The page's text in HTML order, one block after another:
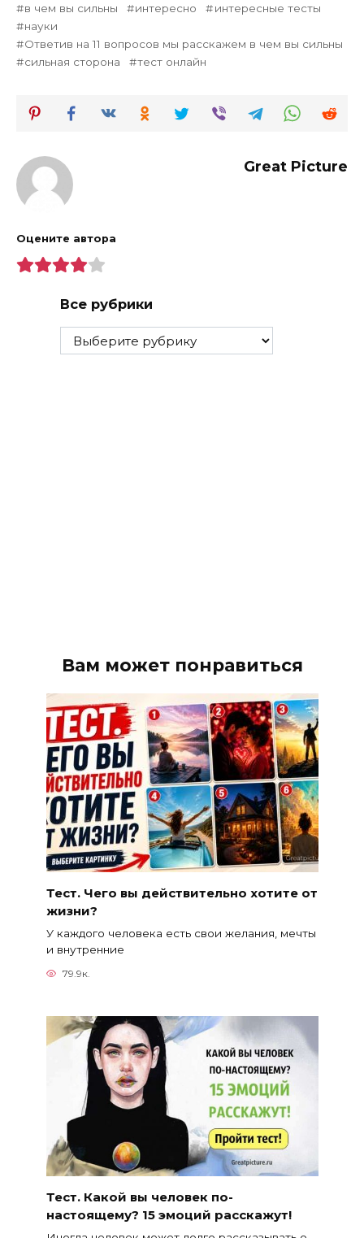
в чем вы сильны интересно
интересные тесты
науки
Ответив на 11 вопросов мы расскажем в чем вы сильны
сильная сторона
тест онлайн
Great Picture
Оцените автора
Все рубрики
Все
рубрики
Вам может понравиться
Тест. Чего вы действительно хотите от
жизни?
У каждого человека есть свои желания, мечты
и внутренние
79.9к.
Тест. Какой вы человек по-
настоящему? 15 эмоций расскажут!